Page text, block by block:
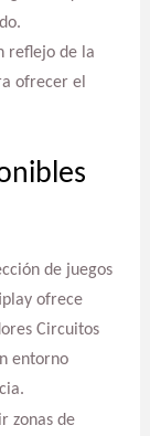
reflejo de la
ofrecer el
de juegos
ofrece
Circuitos
entorno
zonas de